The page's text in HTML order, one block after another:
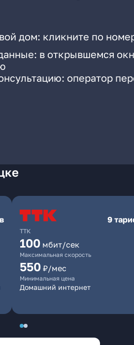
дом: кликните по
в открывшемся
оператор
ТТК
9
100 мбит/сек
Максимальная скорость
550 ₽/мес
Минимальная цена
Домашний интернет